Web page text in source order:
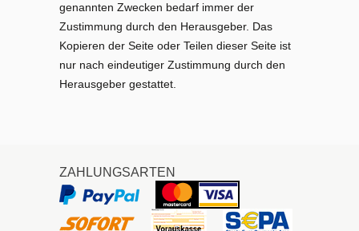
genannten Zwecken bedarf immer der
Zustimmung durch den Herausgeber. Das
Kopieren der Seite oder Teilen dieser Seite ist
nur nach eindeutiger Zustimmung durch den
Herausgeber gestattet.
ZAHLUNGSARTEN